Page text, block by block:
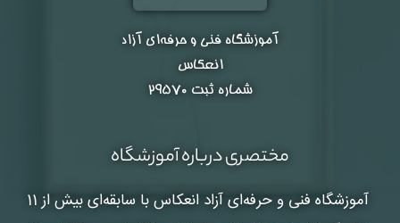
آموزشگاه فنی و حرفه‌ای آزاد
انعکاس
شماره ثبت ۲۹۵۷۰
مختصری درباره آموزشگاه
آموزشگاه فنی و حرفه‌ای آزاد انعکاس
با سابقه‌ای بیش از 11